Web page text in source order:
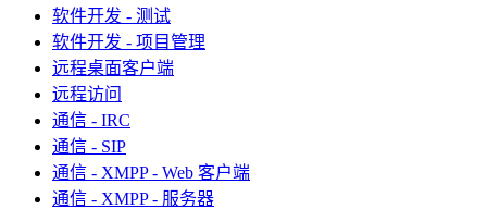
软件开发 - 测试
软件开发 - 项目管理
远程桌面客户端
远程访问
通信 - IRC
通信 - SIP
通信 - XMPP - Web 客户端
通信 - XMPP - 服务器